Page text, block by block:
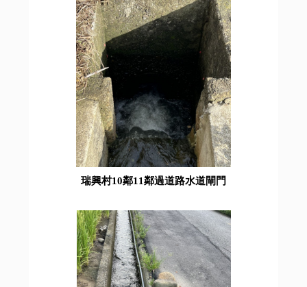
瑞興村10鄰11鄰過道路水道閘門